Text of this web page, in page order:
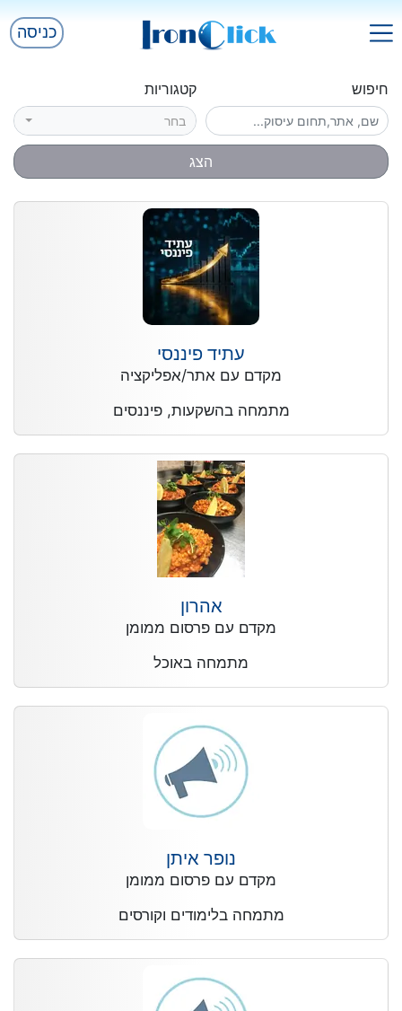
כניסה
חיפוש קטגוריות
בחר
הצג
עתיד פיננסי
מקדם עם אתר/אפליקציה
מתמחה בהשקעות, פיננסים
אהרון
מקדם עם פרסום ממומן
מתמחה באוכל
נופר איתן
מקדם עם פרסום ממומן
מתמחה בלימודים וקורסים